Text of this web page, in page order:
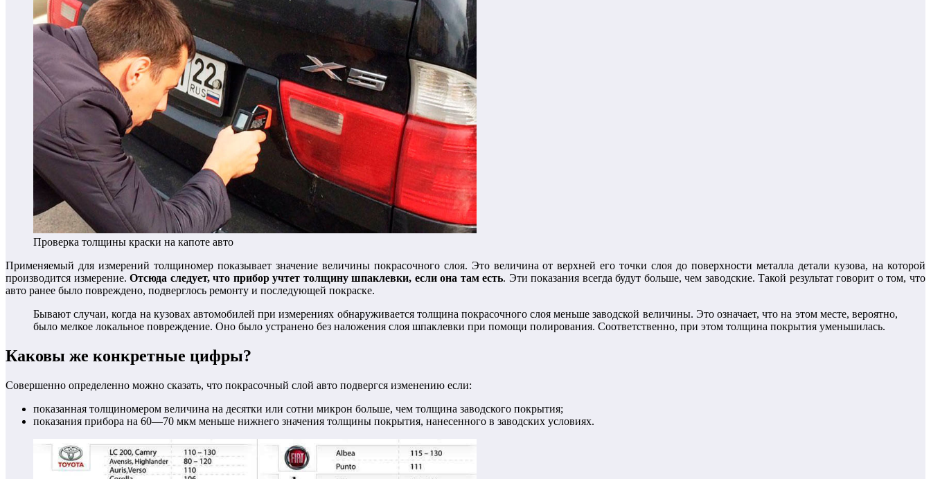
Проверка толщины краски на капоте авто
Применяемый для измерений толщиномер показывает значение величины покрасочного слоя. Это величина от верхней его точки слоя до поверхности металла детали кузова, на которой
производится измерение.Отсюда следует, что прибор учтет толщину шпаклевки, если она там есть. Эти показания всегда будут больше, чем заводские. Такой результат говорит о том, что
авто ранее было повреждено, подверглось ремонту и последующей покраске.
Бывают случаи, когда на кузовах автомобилей при измерениях обнаруживается толщина покрасочного слоя меньше заводской величины. Это означает, что на этом месте, вероятно,
было мелкое локальное повреждение. Оно было устранено без наложения слоя шпаклевки при помощи полирования. Соответственно, при этом толщина покрытия уменьшилась.
Каковы же конкретные цифры?
Совершенно определенно можно сказать, что покрасочный слой авто подвергся изменению если:
показанная толщиномером величина на десятки или сотни микрон больше, чем толщина заводского покрытия;
показания прибора на 60—70 мкм меньше нижнего значения толщины покрытия, нанесенного в заводских условиях.